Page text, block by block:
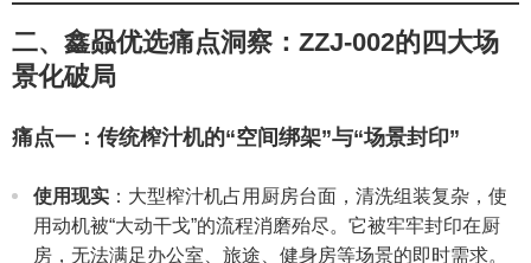
二、鑫赑优选痛点洞察：ZZJ-002的四大场
景化破局
痛点一：传统榨汁机的“空间绑架”与“场景封印”
使用现实 ：大型榨汁机占用厨房台面，清洗组装复杂，使
用动机被“大动干戈”的流程消磨殆尽。它被牢牢封印在厨
房，无法满足办公室、旅途、健身房等场景的即时需求。